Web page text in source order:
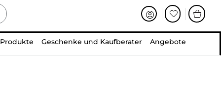
Geschenke und Kaufberater Angebote